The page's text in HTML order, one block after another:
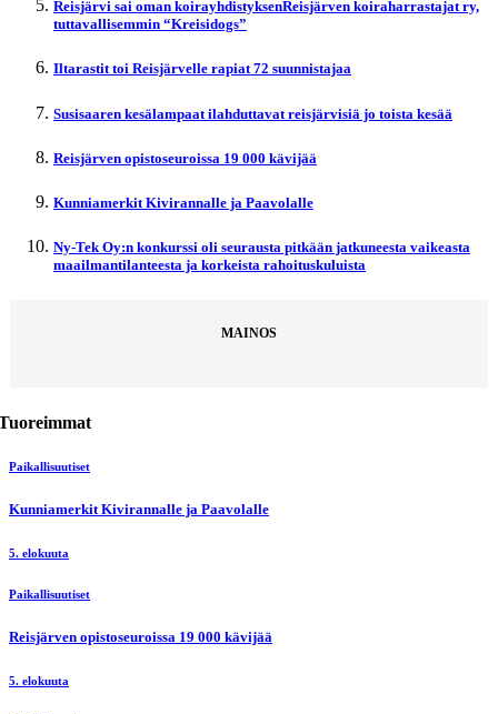
Reisjärvi sai oman koirayhdistyksenReisjärven koiraharrastajat ry,
tuttavallisemmin “Kreisidogs”
Iltarastit toi Reisjärvelle rapiat 72 suunnistajaa
Susisaaren kesälampaat ilahduttavat reisjärvisiä jo toista kesää
Reisjärven opistoseuroissa 19 000 kävijää
Kunniamerkit Kivirannalle ja Paavolalle
Ny-Tek Oy:n konkurssi oli seurausta pitkään jatkuneesta vaikeasta
maailmantilanteesta ja korkeista rahoituskuluista
MAINOS
Paikallisuutiset
Kunniamerkit Kivirannalle ja Paavolalle
5. elokuuta
Paikallisuutiset
Reisjärven opistoseuroissa 19 000 kävijää
5. elokuuta